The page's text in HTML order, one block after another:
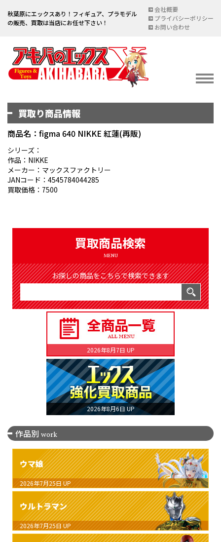
秋葉原にエックスあり！フィギュア、プラモデル
の販売、買取は当店にお任せ下さい！
会社概要
プライバシーポリシー
お問い合わせ
イベント情報
宅配買取のご案内
DELIVERY PURCHASE
買取お申し込み
ASSESSMENT
買取り商品情報
商品名：figma 640 NIKKE 紅蓮(再販)
シリーズ：
作品：NIKKE
メーカー：マックスファクトリー
JANコード：4545784044285
買取価格：7500
買取商品検索
MENU
お探しの商品をこちらで検索できます
2026年8月7日 UP
2026年8月6日 UP
作品別 work
ウマ娘
2026年7月25日 UP
ウルトラマン
2026年7月25日 UP